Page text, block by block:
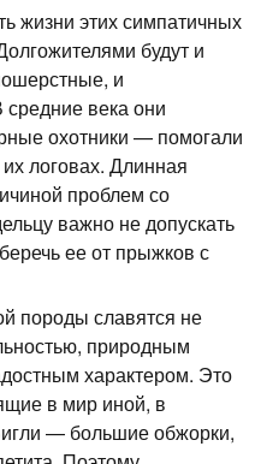
жизни этих симпатичных
будут и
и
века они
охотники — помогали
логовах. Длинная
проблем со
важно не допускать
ее от прыжков с
породы славятся не
природным
характером. Это
в мир иной, в
— большие обжорки,